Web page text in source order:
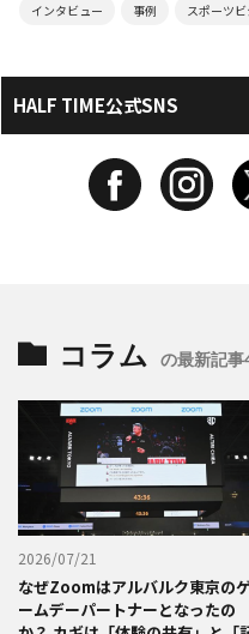
インタビュー 事例 スポーツ
HALF TIME公式SNS
コラム の最新記事
2026/07/21
なぜZoomはアルバルク東京の
ームデーパートナーとなったの